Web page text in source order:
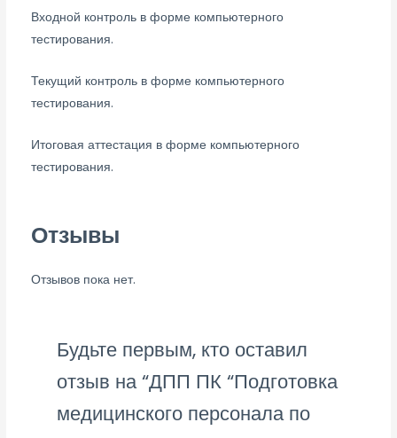
Входной контроль в форме компьютерного
тестирования.
Текущий контроль в форме компьютерного
тестирования.
Итоговая аттестация в форме компьютерного
тестирования.
Отзывы
Отзывов пока нет.
Будьте первым, кто оставил
отзыв на “ДПП ПК “Подготовка
медицинского персонала по